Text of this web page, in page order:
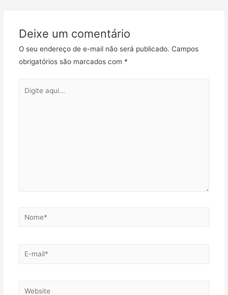
Deixe um comentário
O seu endereço de e-mail não será publicado. Campos
obrigatórios são marcados com *